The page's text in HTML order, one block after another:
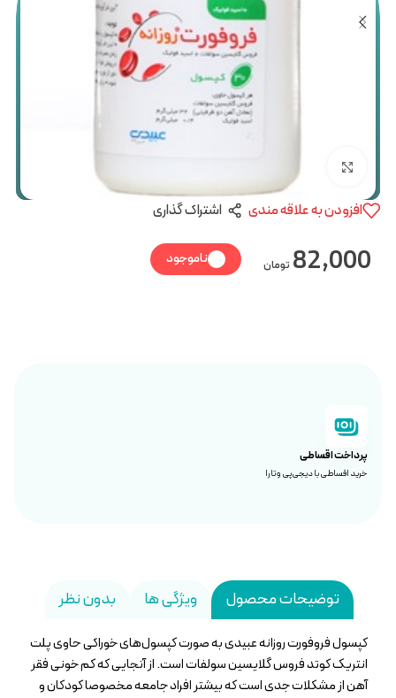
افزودن به علاقه مندی اشتراک گذاری
82,000 تومان ناموجود
پرداخت اقساطی
خرید اقساطی با دیجی‌پی و تارا
توضیحات محصول ویژگی ها بدون نظر
کپسول فروفورت روزانه عبیدی به صورت کپسول‌های خوراکی حاوی پلت
انتریک کوتد فروس گلایسین سولفات است. از آنجایی که کم خونی فقر
آهن از مشکلات جدی است که بیشتر افراد جامعه مخصوصا کودکان و